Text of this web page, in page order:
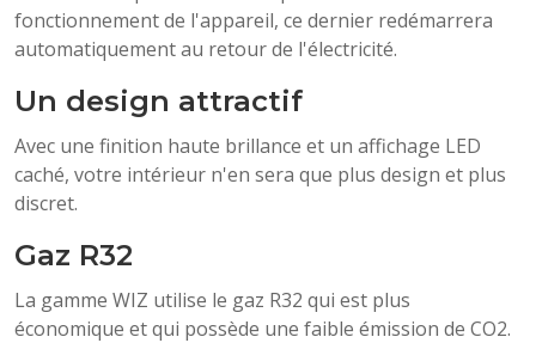
fonctionnement de l'appareil, ce dernier redémarrera
automatiquement au retour de l'électricité.
Un design attractif
Avec une finition haute brillance et un affichage LED
caché, votre intérieur n'en sera que plus design et plus
discret.
Gaz R32
La gamme WIZ utilise le gaz R32 qui est plus
économique et qui possède une faible émission de CO2.